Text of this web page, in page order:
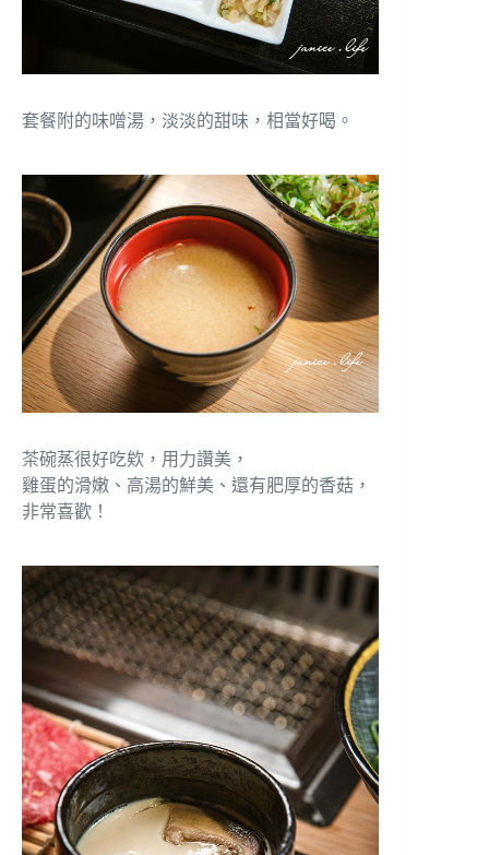
套餐附的味噌湯，淡淡的甜味，相當好喝。
茶碗蒸很好吃欸，用力讚美，
雞蛋的滑嫩、高湯的鮮美、還有肥厚的香菇，
非常喜歡！